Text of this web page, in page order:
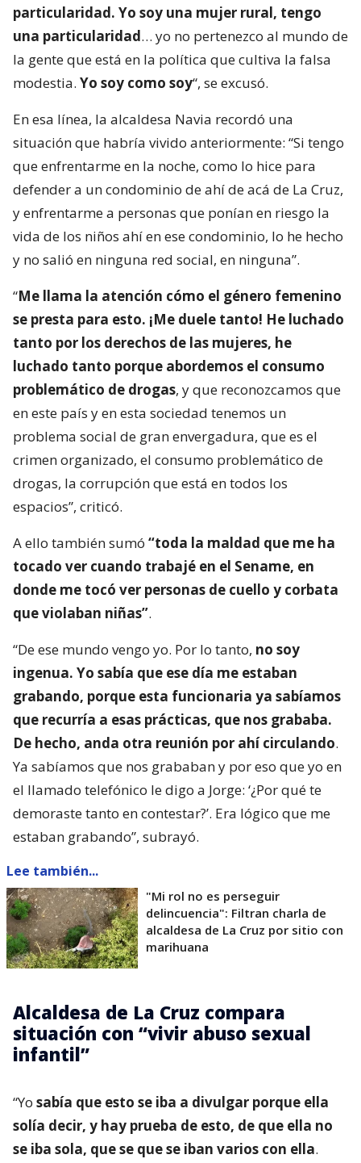
particularidad. Yo soy una mujer rural, tengo
una particularidad… yo no pertenezco al mundo de
la gente que está en la política que cultiva la falsa
modestia. Yo soy como soy“, se excusó.
En esa línea, la alcaldesa Navia recordó una
situación que habría vivido anteriormente: “Si tengo
que enfrentarme en la noche, como lo hice para
defender a un condominio de ahí de acá de La Cruz,
y enfrentarme a personas que ponían en riesgo la
vida de los niños ahí en ese condominio, lo he hecho
y no salió en ninguna red social, en ninguna”.
“Me llama la atención cómo el género femenino
se presta para esto. ¡Me duele tanto! He luchado
tanto por los derechos de las mujeres, he
luchado tanto porque abordemos el consumo
problemático de drogas, y que reconozcamos que
en este país y en esta sociedad tenemos un
problema social de gran envergadura, que es el
crimen organizado, el consumo problemático de
drogas, la corrupción que está en todos los
espacios”, criticó.
A ello también sumó “toda la maldad que me ha
tocado ver cuando trabajé en el Sename, en
donde me tocó ver personas de cuello y corbata
que violaban niñas”.
“De ese mundo vengo yo. Por lo tanto, no soy
ingenua. Yo sabía que ese día me estaban
grabando, porque esta funcionaria ya sabíamos
que recurría a esas prácticas, que nos grababa.
De hecho, anda otra reunión por ahí circulando.
Ya sabíamos que nos grababan y por eso que yo en
el llamado telefónico le digo a Jorge: ‘¿Por qué te
demoraste tanto en contestar?’. Era lógico que me
estaban grabando”, subrayó.
Lee también...
"Mi rol no es perseguir
delincuencia": Filtran charla de
alcaldesa de La Cruz por sitio con
marihuana
Alcaldesa de La Cruz compara
situación con “vivir abuso sexual
infantil”
“Yo sabía que esto se iba a divulgar porque ella
solía decir, y hay prueba de esto, de que ella no
se iba sola, que se que se iban varios con ella.